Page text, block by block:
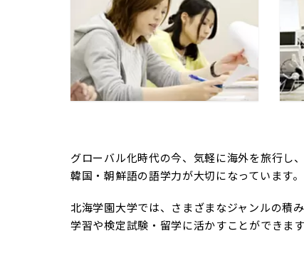
グローバル化時代の今、気軽に海外を旅行し
韓国・朝鮮語の語学力が大切になっています。
北海学園大学では、さまざまなジャンルの積
学習や検定試験・留学に活かすことができます